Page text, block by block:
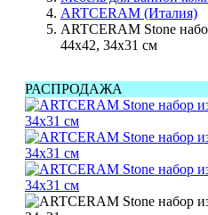
ARTCERAM (Италия)
ARTCERAM Stone
44x42, 34x31 см
РАСПРОДАЖА